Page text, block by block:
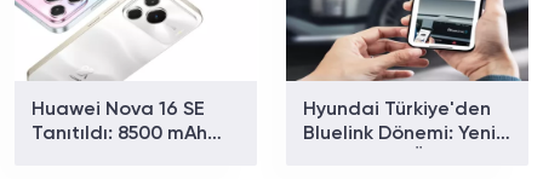
Huawei Nova 16 SE
Tanıtıldı: 8500 mAh
Hyundai Türkiye'den
Bluelink Dönemi: Yeni